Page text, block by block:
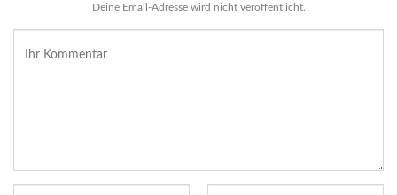
Deine Email-Adresse wird nicht veröffentlicht.